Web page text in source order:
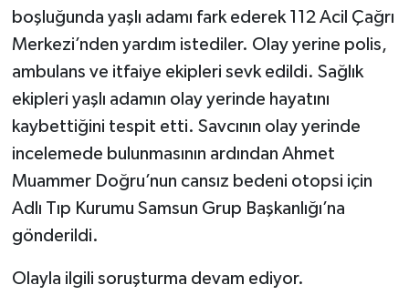
boşluğunda yaşlı adamı fark ederek 112 Acil Çağrı
Merkezi’nden yardım istediler. Olay yerine polis,
ambulans ve itfaiye ekipleri sevk edildi. Sağlık
ekipleri yaşlı adamın olay yerinde hayatını
kaybettiğini tespit etti. Savcının olay yerinde
incelemede bulunmasının ardından Ahmet
Muammer Doğru’nun cansız bedeni otopsi için
Adlı Tıp Kurumu Samsun Grup Başkanlığı’na
gönderildi.
Olayla ilgili soruşturma devam ediyor.